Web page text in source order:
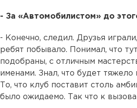
- За «Автомобилистом» до
- Конечно, следил. Друзья
ребят побывало. Понимал, что
подобраны, с отличным
именами. Знал, что будет тяжело
То, что клуб поставит столь
было ожидаемо. Так что к